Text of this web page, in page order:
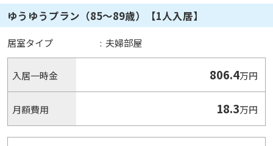
ゆうゆうプラン（85～89歳）【1人入居】
居室タイプ : 夫婦部屋
入居一時金 806.4万円
月額費用 18.3万円